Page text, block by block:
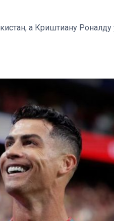
а Криштиану Роналду